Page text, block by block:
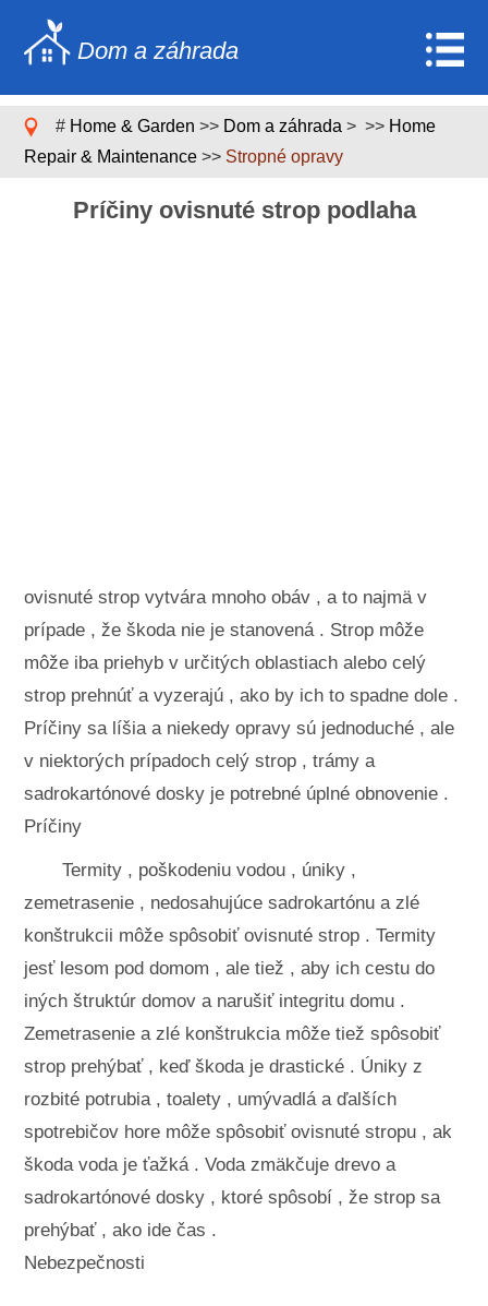
Dom a záhrada
Stavebníctvo a rekonštrukcia
# Home & Garden >> Dom a záhrada > >> Home
Repair & Maintenance >> Stropné opravy
Príčiny ovisnuté strop podlaha
ovisnuté strop vytvára mnoho obáv , a to najmä v
prípade , že škoda nie je stanovená . Strop môže
môže iba priehyb v určitých oblastiach alebo celý
strop prehnúť a vyzerajú , ako by ich to spadne dole .
Príčiny sa líšia a niekedy opravy sú jednoduché , ale
v niektorých prípadoch celý strop , trámy a
sadrokartónové dosky je potrebné úplné obnovenie .
Príčiny
Termity , poškodeniu vodou , úniky ,
zemetrasenie , nedosahujúce sadrokartónu a zlé
konštrukcii môže spôsobiť ovisnuté strop . Termity
jesť lesom pod domom , ale tiež , aby ich cestu do
iných štruktúr domov a narušiť integritu domu .
Zemetrasenie a zlé konštrukcia môže tiež spôsobiť
strop prehýbať , keď škoda je drastické . Úniky z
rozbité potrubia , toalety , umývadlá a ďalších
spotrebičov hore môže spôsobiť ovisnuté stropu , ak
škoda voda je ťažká . Voda zmäkčuje drevo a
sadrokartónové dosky , ktoré spôsobí , že strop sa
prehýbať , ako ide čas .
Nebezpečnosti